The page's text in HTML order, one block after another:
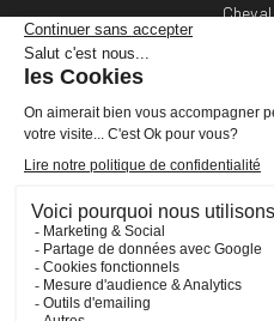
+33 (0)2
VOTRE